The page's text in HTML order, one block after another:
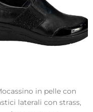
in pelle con
laterali con strass,